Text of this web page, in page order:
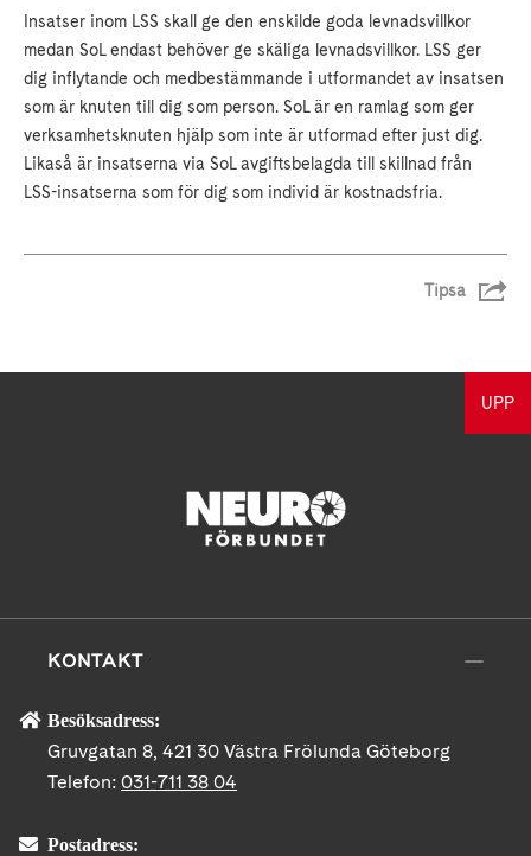
Insatser inom LSS skall ge den enskilde goda levnadsvillkor
medan SoL endast behöver ge skäliga levnadsvillkor. LSS ger
dig inflytande och medbestämmande i utformandet av insatsen
som är knuten till dig som person. SoL är en ramlag som ger
verksamhetsknuten hjälp som inte är utformad efter just dig.
Likaså är insatserna via SoL avgiftsbelagda till skillnad från
LSS-insatserna som för dig som individ är kostnadsfria.
Tipsa
UPP
KONTAKT
Besöksadress:
Gruvgatan 8, 421 30 Västra Frölunda Göteborg
Telefon: 031-711 38 04
Postadress: